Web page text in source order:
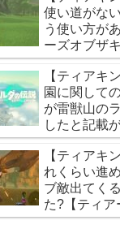
使い道がな
う使い方が
ーズオブザ
【ティアキ
園に関して
が雷獣山の
したと記載
っていつの
ズオブザキ
【ティアキ
れくらい進
ブ敵出てく
た?【ティア
ングダム】